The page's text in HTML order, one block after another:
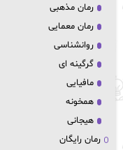
رمان مذهبی
رمان معمایی
روانشناسی
گرگینه ای
مافیایی
همخونه
هیجانی
رمان رایگان